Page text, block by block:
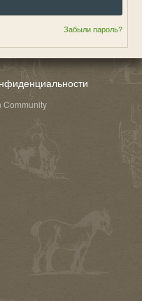
Забыли пароль?
Community